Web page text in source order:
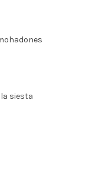
siesta